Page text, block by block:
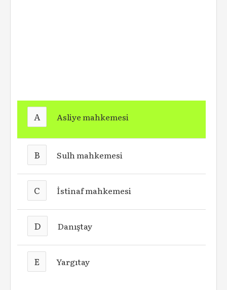
A Asliye mahkemesi
B Sulh mahkemesi
C İstinaf mahkemesi
D Danıştay
E Yargıtay